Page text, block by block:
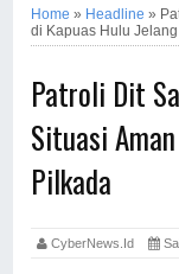
Home » Headline »
di Kapuas Hulu
Patroli Dit
Situasi
Pilkada
CyberNews.id